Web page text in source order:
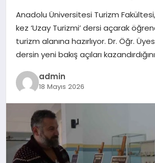
DÜNYA
MAGAZIN
Anadolu Üniversitesi Turizm
kez ‘Uzay Turizmi’ dersi açarak
turizm alanına hazırlıyor. Dr. Öğr.
dersin yeni bakış açıları
admin
18 Mayıs 2026